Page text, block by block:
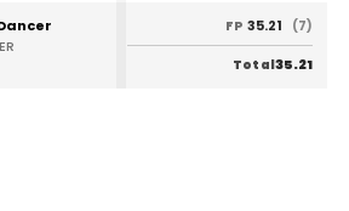
FP 35.21 (7)
Total35.21